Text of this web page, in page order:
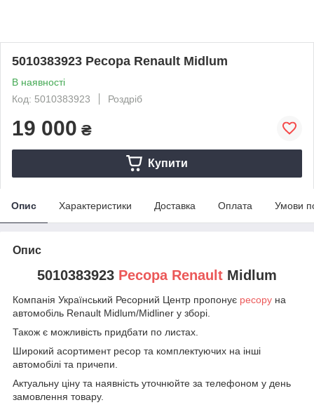
5010383923 Ресора Renault Midlum
В наявності
Код: 5010383923
Роздріб
19 000 ₴
Купити
Опис Характеристики Доставка Оплата Умови
Опис
5010383923 Ресора Renault Midlum
Компанія Український Ресорний Центр пропонує ресору на
автомобіль Renault Midlum/Midliner у зборі.
Також є можливість придбати по листах.
Широкий асортимент ресор та комплектуючих на інші
автомобілі та причепи.
Актуальну ціну та наявність уточнюйте за телефоном у день
замовлення товару.